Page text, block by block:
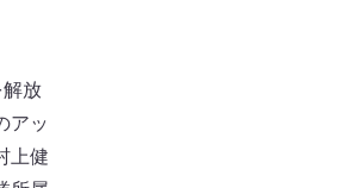
放
アッ
上健